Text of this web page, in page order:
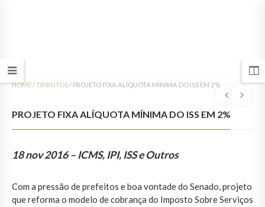
HOME/TRIBUTOS/ PROJETO FIXA ALÍQUOTA MÍNIMA DO ISS EM 2%
PROJETO FIXA ALÍQUOTA MÍNIMA DO ISS EM 2%
18 nov 2016 – ICMS, IPI, ISS e Outros
Com a pressão de prefeitos e boa vontade do Senado, projeto
que reforma o modelo de cobrança do Imposto Sobre Serviços